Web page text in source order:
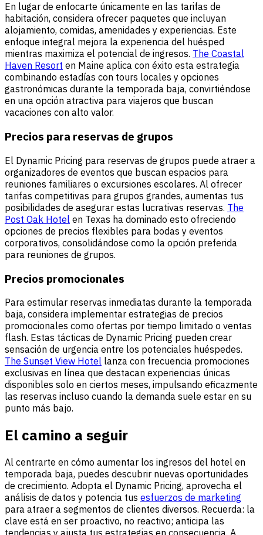
En lugar de enfocarte únicamente en las tarifas de
habitación, considera ofrecer paquetes que incluyan
alojamiento, comidas, amenidades y experiencias. Este
enfoque integral mejora la experiencia del huésped
mientras maximiza el potencial de ingresos. The Coastal
Haven Resort en Maine aplica con éxito esta estrategia
combinando estadías con tours locales y opciones
gastronómicas durante la temporada baja, convirtiéndose
en una opción atractiva para viajeros que buscan
vacaciones con alto valor.
Precios para reservas de grupos
El Dynamic Pricing para reservas de grupos puede atraer a
organizadores de eventos que buscan espacios para
reuniones familiares o excursiones escolares. Al ofrecer
tarifas competitivas para grupos grandes, aumentas tus
posibilidades de asegurar estas lucrativas reservas. The
Post Oak Hotel en Texas ha dominado esto ofreciendo
opciones de precios flexibles para bodas y eventos
corporativos, consolidándose como la opción preferida
para reuniones de grupos.
Precios promocionales
Para estimular reservas inmediatas durante la temporada
baja, considera implementar estrategias de precios
promocionales como ofertas por tiempo limitado o ventas
flash. Estas tácticas de Dynamic Pricing pueden crear
sensación de urgencia entre los potenciales huéspedes.
The Sunset View Hotel lanza con frecuencia promociones
exclusivas en línea que destacan experiencias únicas
disponibles solo en ciertos meses, impulsando eficazmente
las reservas incluso cuando la demanda suele estar en su
punto más bajo.
El camino a seguir
Al centrarte en cómo aumentar los ingresos del hotel en
temporada baja, puedes descubrir nuevas oportunidades
de crecimiento. Adopta el Dynamic Pricing, aprovecha el
análisis de datos y potencia tus esfuerzos de marketing
para atraer a segmentos de clientes diversos. Recuerda: la
clave está en ser proactivo, no reactivo; anticipa las